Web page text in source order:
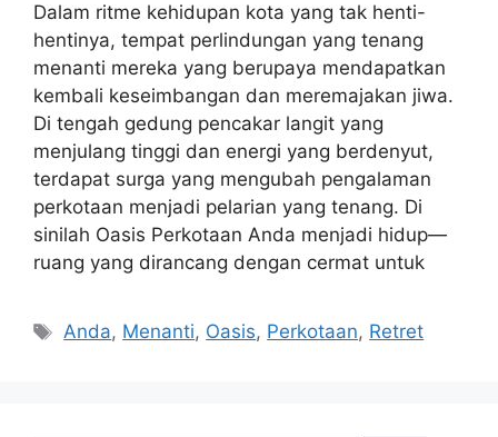
Dalam ritme kehidupan kota yang tak henti-
hentinya, tempat perlindungan yang tenang
menanti mereka yang berupaya mendapatkan
kembali keseimbangan dan meremajakan jiwa.
Di tengah gedung pencakar langit yang
menjulang tinggi dan energi yang berdenyut,
terdapat surga yang mengubah pengalaman
perkotaan menjadi pelarian yang tenang. Di
sinilah Oasis Perkotaan Anda menjadi hidup—
ruang yang dirancang dengan cermat untuk
Tags
Anda, Menanti, Oasis, Perkotaan, Retret